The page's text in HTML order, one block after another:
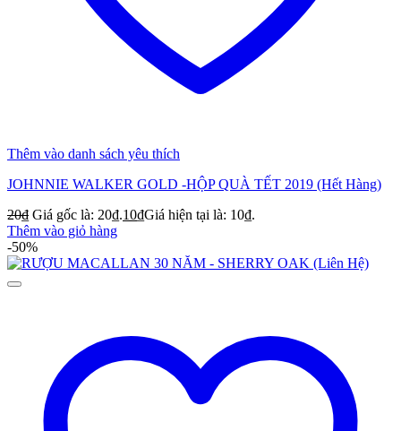
Thêm vào danh sách yêu thích
JOHNNIE WALKER GOLD -HỘP QUÀ TẾT 2019 (Hết Hàng)
20₫ Giá gốc là: 20₫.10₫Giá hiện tại là: 10₫.
Thêm vào giỏ hàng
-50%